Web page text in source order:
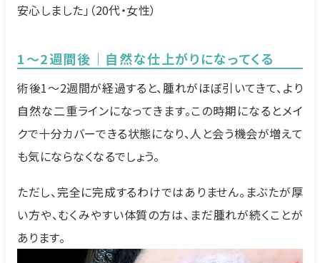
安心しました」（20代・女性）
1～2週間後｜自然な仕上がりになってくる
術後1～2週間が経過すると、腫れがほぼ引いてきて、より
自然な二重ラインになってきます。この時期になるとメイ
クで十分カバーできる状態になり、人と会う機会が増えて
も気にならなくなるでしょう。
ただし、完全に完成するわけではありません。まぶたが厚
い方や、むくみやすい体質の方は、まだ腫れが続くことが
あります。